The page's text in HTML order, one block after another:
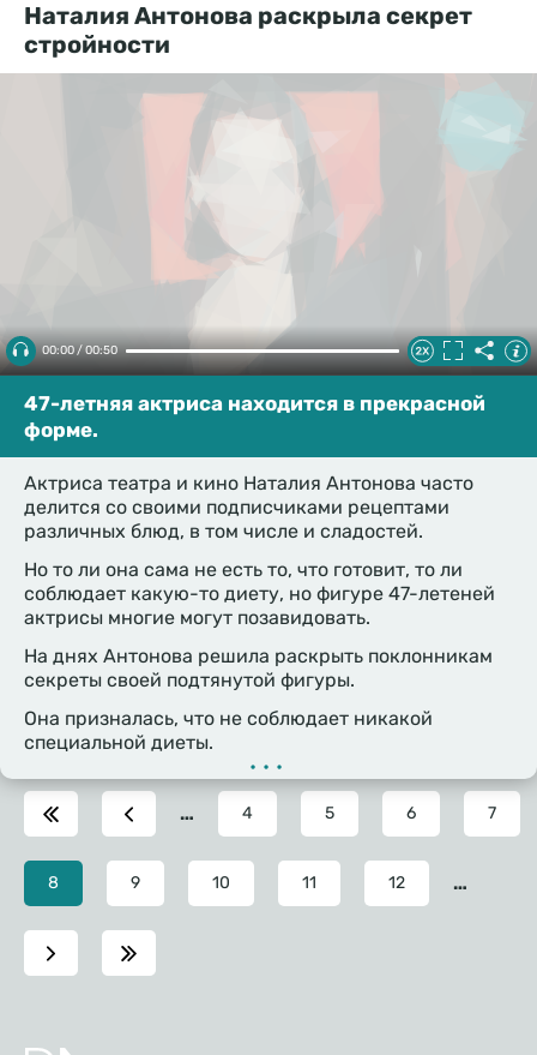
Наталия Антонова раскрыла секрет
стройности
00:00 / 00:50
47-летняя актриса находится в прекрасной
форме.
Актриса театра и кино Наталия Антонова часто
делится со своими подписчиками рецептами
различных блюд, в том числе и сладостей.
Но то ли она сама не есть то, что готовит, то ли
соблюдает какую-то диету, но фигуре 47-летеней
актрисы многие могут позавидовать.
На днях Антонова решила раскрыть поклонникам
секреты своей подтянутой фигуры.
Она призналась, что не соблюдает никакой
специальной диеты.
•••
… Page
4 Page
5 Page
6 Page
7
Текущая
страница
8 Page
9 Page
10 Page
11 Page
12 …